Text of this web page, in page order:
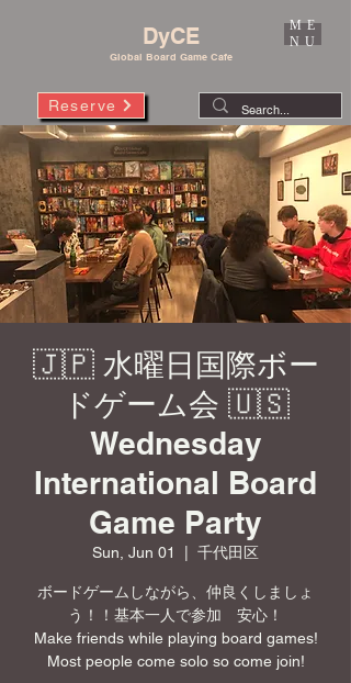
DyCE
Global Board Game Cafe
Reserve
ME
NU
🇯🇵 水曜日国際ボー
ドゲーム会 🇺🇸
Wednesday
International Board
Game Party
Sun, Jun 01 千代田区
ボードゲームしながら、仲良くしましょ
う！！基本一人で参加 安心！
Make friends while playing board games!
Most people come solo so come join!